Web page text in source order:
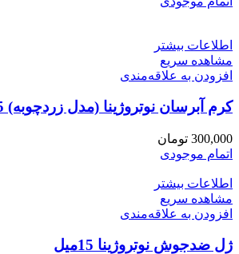
اطلاعات بیشتر
مشاهده سریع
افزودن به علاقه‌مندی
کرم آبرسان نوتروژینا (مدل زردچوبه) 75میل
300,000 تومان
اتمام موجودی
اطلاعات بیشتر
مشاهده سریع
افزودن به علاقه‌مندی
ژل ضدجوش نوتروژینا 15میل